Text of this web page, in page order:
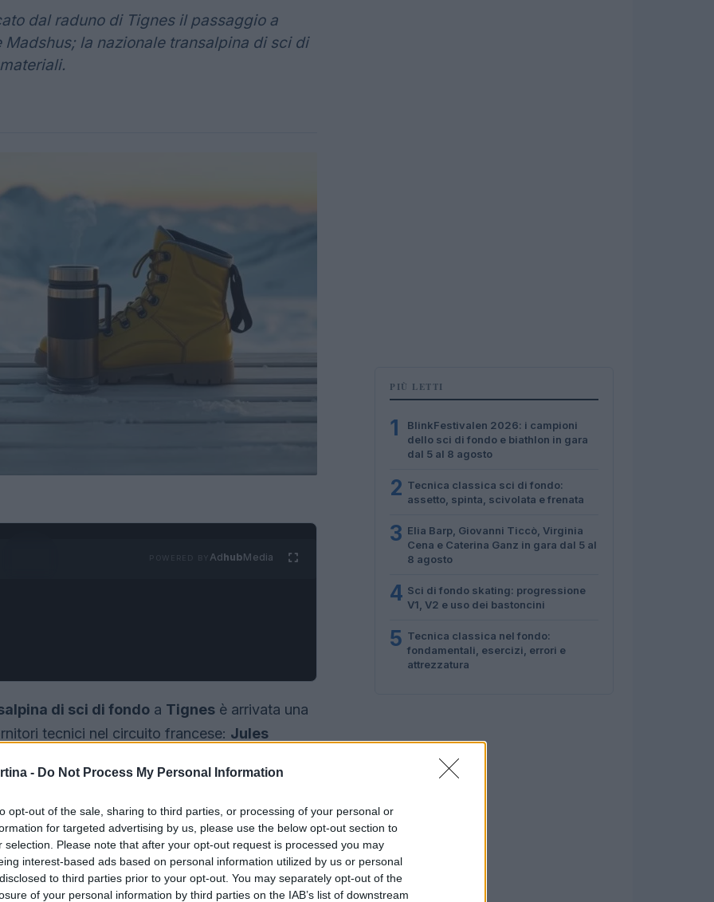
- Do Not Process My Personal Information
opt-out of the sale, sharing to third parties, or processing of your personal or
for targeted advertising by us, please use the below opt-out section to
selection. Please note that after your opt-out request is processed you may
interest-based ads based on personal information utilized by us or personal
to third parties prior to your opt-out. You may separately opt-out of the
of your personal information by third parties on the IAB’s list of downstream
dal raduno di Tignes il passaggio a
la nazionale transalpina di sci di
AdhubMedia
di sci di fondo a Tignes è arrivata una
tecnici nel circuito francese: Jules
tramite i propri canali social il suo nuovo
sintetico ma chiaro, è accompagnato da
collettivo della squadra a
.
PIÙ LETTI
1
BlinkFestivalen 2026: i campioni
dello sci di fondo e biathlon in gara
dal 5 al 8 agosto
2 Tecnica classica sci di fondo:
assetto, spinta, scivolata e frenata
3 Elia Barp, Giovanni Ticcò, Virginia
Cena e Caterina Ganz in gara dal 5 al
8 agosto
4 Sci di fondo skating: progressione
V1, V2 e uso dei bastoncini
5 Tecnica classica nel fondo:
fondamentali, esercizi, errori e
attrezzatura